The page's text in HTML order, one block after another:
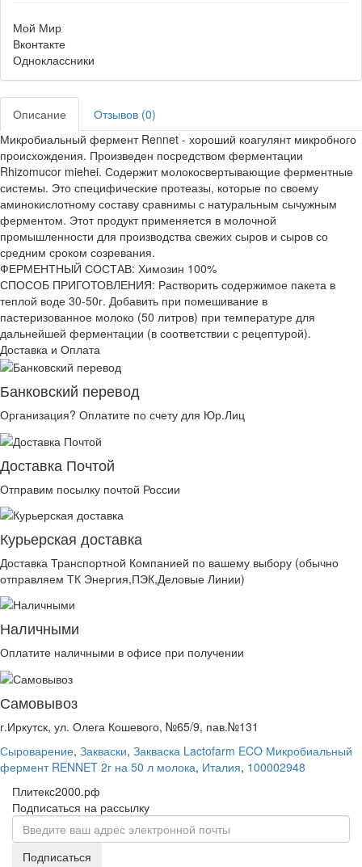
Мой Мир
Вконтакте
Одноклассники
Описание
Отзывов (0)
Микробиальный фермент Rennet - хороший коагулянт микробного
происхождения. Произведен посредством ферментации
Rhizomucor miehei. Содержит молокосвертывающие ферментные
системы. Это специфические протеазы, которые по своему
аминокислотному составу сравнимы с натуральным сычужным
ферментом. Этот продукт применяется в молочной
промышленности для производства свежих сыров и сыров со
средним сроком созревания.
ФЕРМЕНТНЫЙ СОСТАВ: Химозин 100%
СПОСОБ ПРИГОТОВЛЕНИЯ: Растворить содержимое пакета в
теплой воде 30-50г. Добавить при помешивание в
пастеризованное молоко (50 литров) при температуре для
дальнейшей ферментации (в соответствии с рецептурой).
Доставка и Оплата
Банковский перевод
Организация? Оплатите по счету для Юр.Лиц
Доставка Почтой
Отправим посылку почтой России
Курьерская доставка
Доставка Транспортной Компанией по вашему выбору (обычно
отправляем ТК Энергия,ПЭК,Деловые Линии)
Наличными
Оплатите наличными в офисе при получении
Самовывоз
г.Иркутск, ул. Олега Кошевого, №65/9, пав.№131
Сыроварение, Закваски, Закваска Lactofarm ECO Микробиальный
фермент RENNET 2г на 50 л молока, Италия, 100002948
Плитекс2000.рф
Подписаться на рассылку
Подписаться